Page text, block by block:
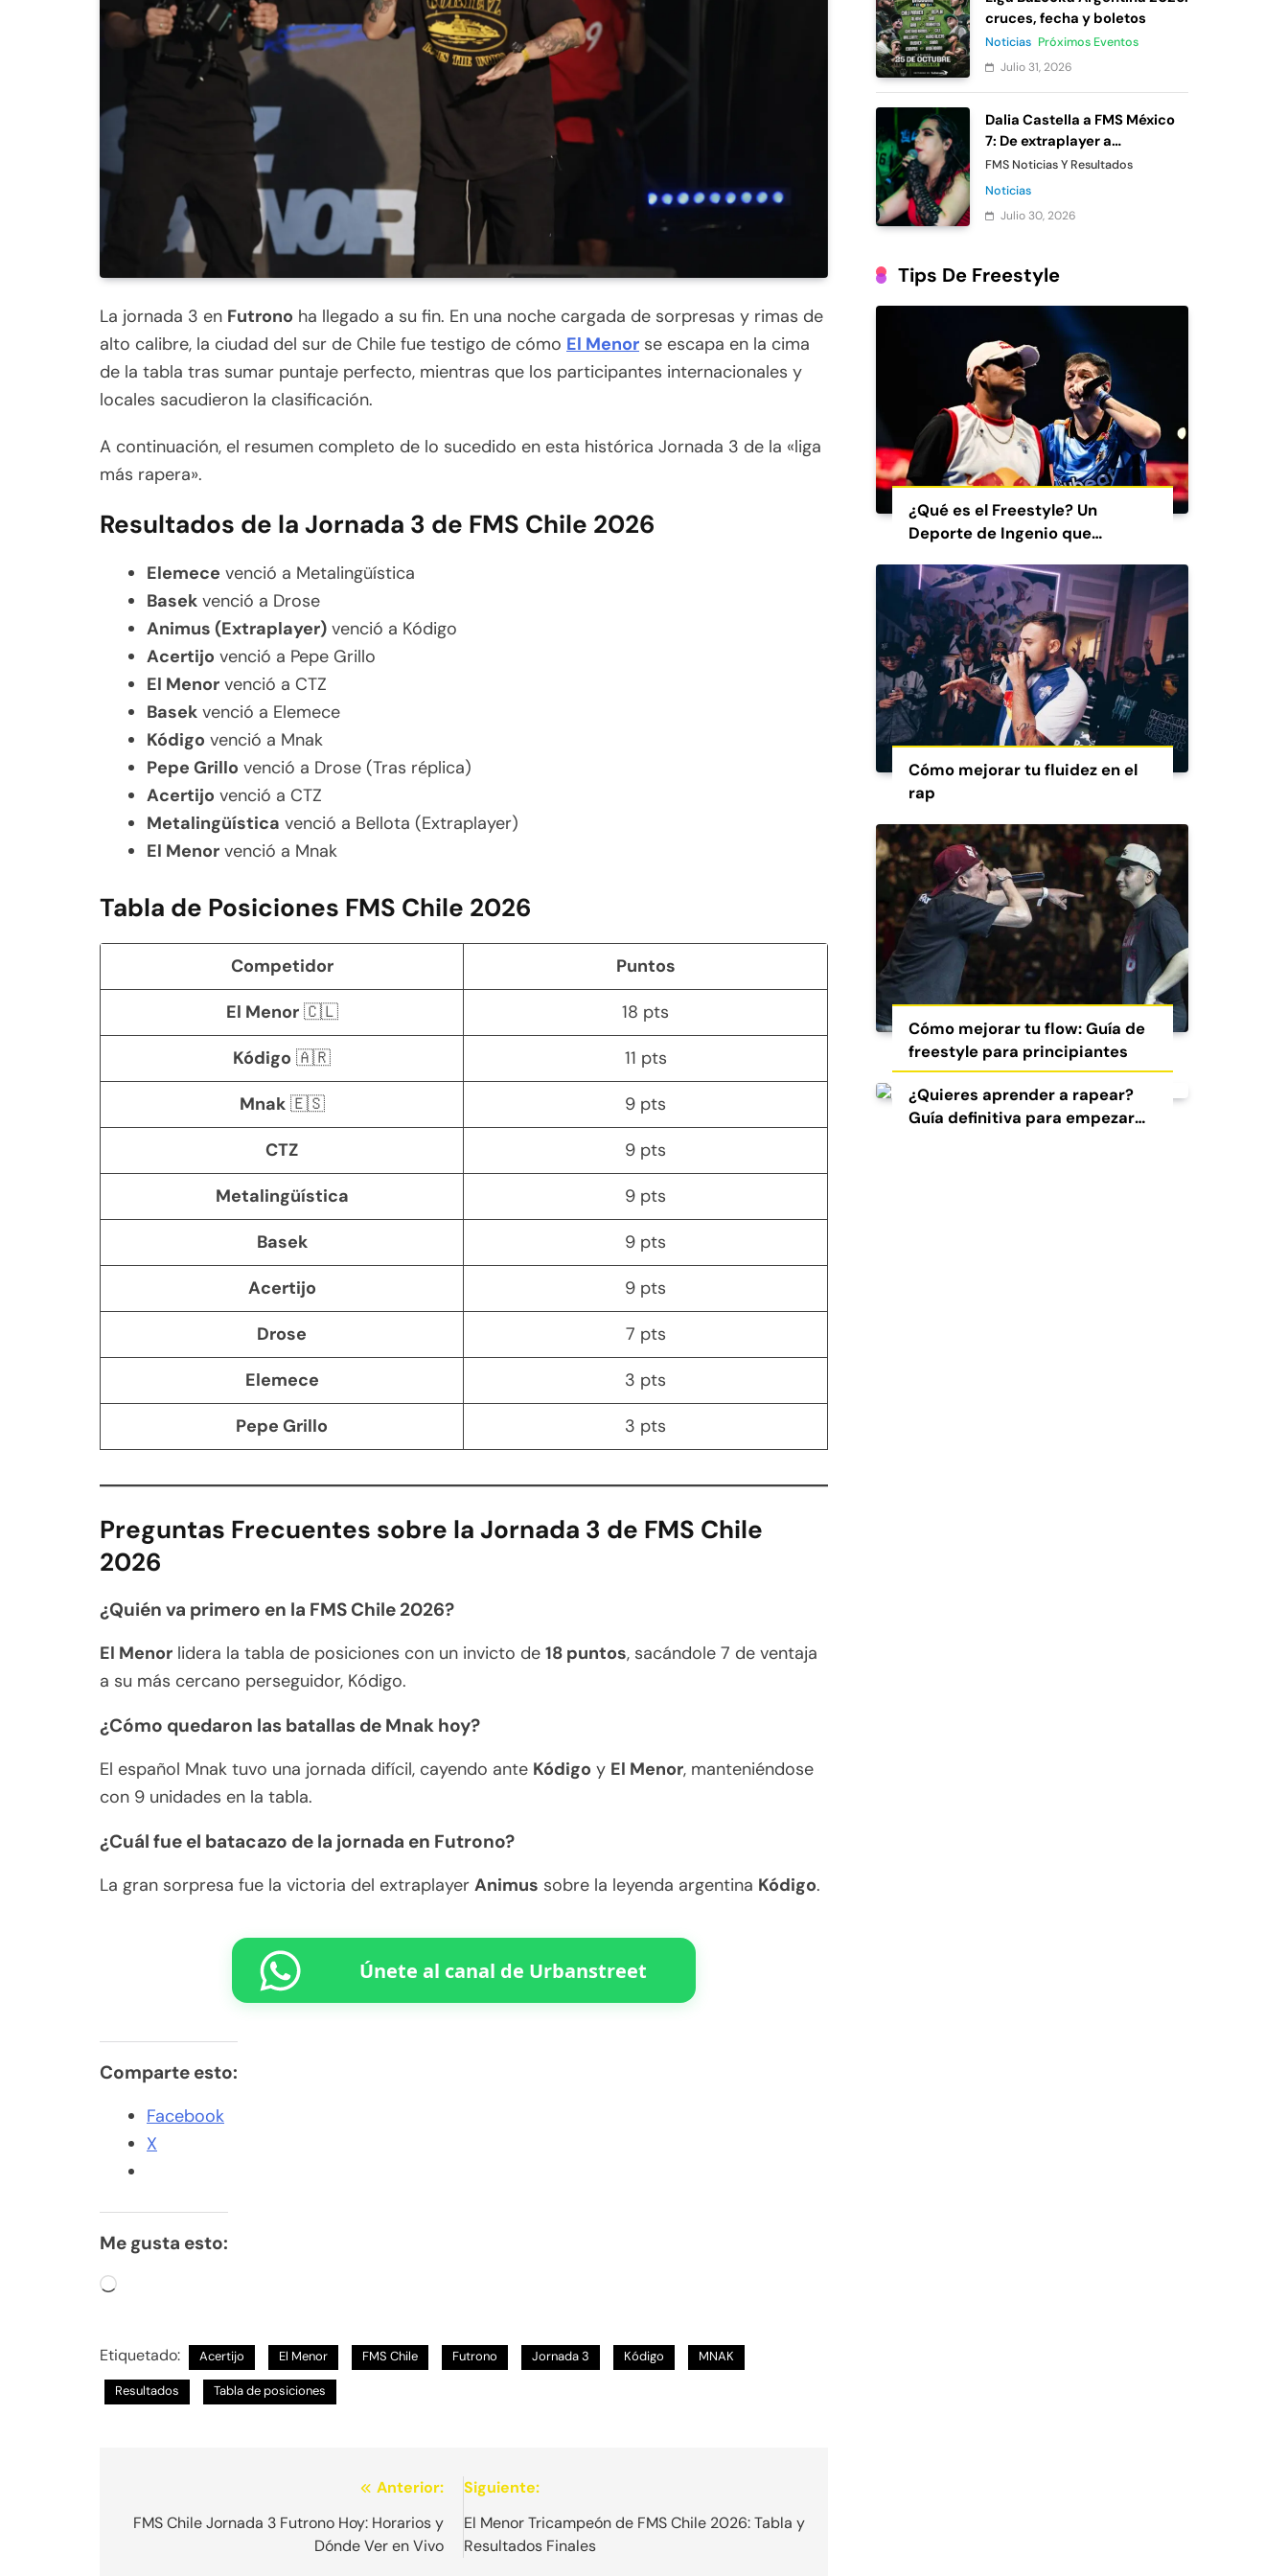
La jornada 3 en Futrono ha llegado a su fin. En una noche cargada de sorpresas y rimas de
alto calibre, la ciudad del sur de Chile fue testigo de cómo El Menor se escapa en la cima
de la tabla tras sumar puntaje perfecto, mientras que los participantes internacionales y
locales sacudieron la clasificación.
A continuación, el resumen completo de lo sucedido en esta histórica Jornada 3 de la «liga
más rapera».
Resultados de la Jornada 3 de FMS Chile 2026
Elemece venció a Metalingüística
Basek venció a Drose
Animus (Extraplayer) venció a Kódigo
Acertijo venció a Pepe Grillo
El Menor venció a CTZ
Basek venció a Elemece
Kódigo venció a Mnak
Pepe Grillo venció a Drose (Tras réplica)
Acertijo venció a CTZ
Metalingüística venció a Bellota (Extraplayer)
El Menor venció a Mnak
Tabla de Posiciones FMS Chile 2026
Competidor
Puntos
El Menor🇨🇱
18 pts
Kódigo 🇦🇷
11 pts
Mnak🇪🇸
9 pts
CTZ
9 pts
Metalingüística
9 pts
Basek
9 pts
Acertijo
9 pts
Drose
7 pts
Elemece
3 pts
Pepe Grillo
3 pts
Preguntas Frecuentes sobre la Jornada 3 de FMS Chile
2026
¿Quién va primero en la FMS Chile 2026?
El Menor lidera la tabla de posiciones con un invicto de 18 puntos, sacándole 7 de ventaja
a su más cercano perseguidor, Kódigo.
¿Cómo quedaron las batallas de Mnak hoy?
El español Mnak tuvo una jornada difícil, cayendo ante Kódigo y El Menor, manteniéndose
con 9 unidades en la tabla.
¿Cuál fue el batacazo de la jornada en Futrono?
La gran sorpresa fue la victoria del extraplayer Animus sobre la leyenda argentina Kódigo.
Únete al canal de Urbanstreet
Comparte esto:
Facebook
X
Me gusta esto:
Cargando...
Etiquetado: Acertijo El Menor FMS Chile Futrono Jornada 3 Kódigo MNAK
Resultados Tabla de posiciones
de
Anterior:
FMS Chile Jornada 3 Futrono Hoy: Horarios y
Dónde Ver en Vivo
Siguiente:
El Menor Tricampeón de FMS Chile 2026: Tabla y
Resultados Finales
cruces, fecha y boletos
Noticias Próximos Eventos
Julio 31, 2026
Dalia Castella a FMS México
7: De extraplayer a
participante oficial
FMS Noticias Y Resultados
Noticias
Julio 30, 2026
Tips De Freestyle
¿Qué es el Freestyle? Un
Deporte de Ingenio que
Cómo mejorar tu fluidez en el
rap
Cómo mejorar tu flow: Guía de
freestyle para principiantes
¿Quieres aprender a rapear?
Guía definitiva para empezar